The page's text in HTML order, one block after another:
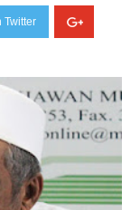
Twitter